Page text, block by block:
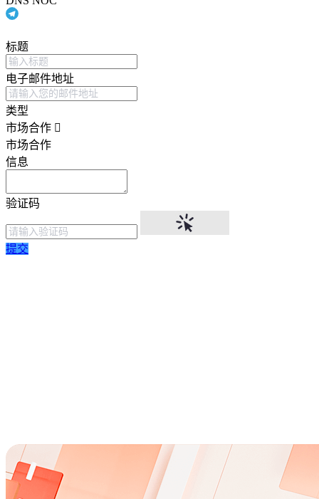
标题
电子邮件地址
类型
市场合作
市场合作
信息
验证码
提交